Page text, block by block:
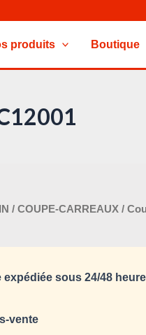
produits Boutique
/ COUPE-CARREAUX/
expédiée sous 24/48
vente
370,000 د.ت.
Le